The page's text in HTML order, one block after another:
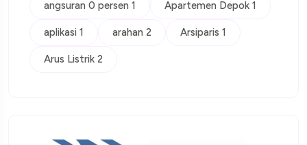
angsuran 0 persen 1 Apartemen Depok 1
aplikasi 1 arahan 2 Arsiparis 1
Arus Listrik 2